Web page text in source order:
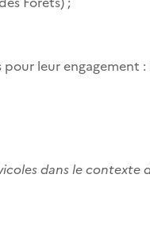
leur engagement :
dans le